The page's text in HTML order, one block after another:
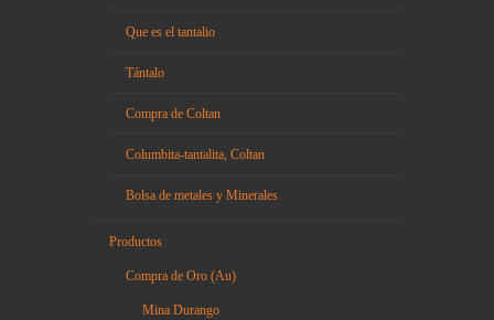
Que es el tantalio
Tántalo
Compra de Coltan
Columbita-tantalita, Coltan
Bolsa de metales y Minerales
Productos
Compra de Oro (Au)
Mina Durango